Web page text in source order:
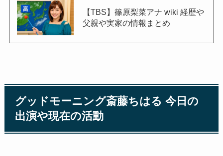
【TBS】篠原梨菜アナ wiki 経歴や
父親や実家の情報まとめ
グッドモーニング斎藤ちはる 今日の
出演や現在の活動